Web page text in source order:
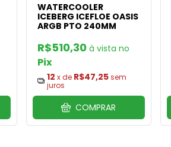
WATERCOOLER
ICEBERG ICEFLOE OASIS
ARGB PTO 240MM
R$510,30
Pix
12 x de R$47,25 sem
juros
COMPRAR